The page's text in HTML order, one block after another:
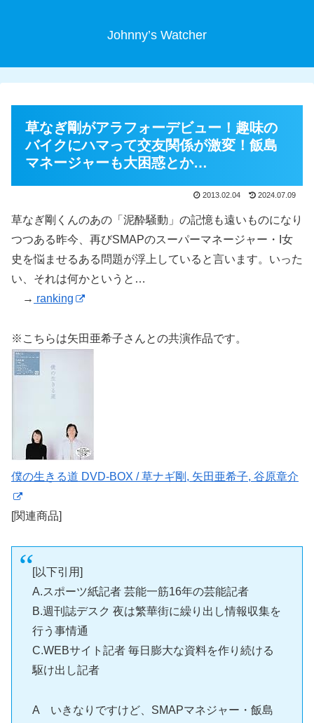
Johnny’s Watcher
草なぎ剛がアラフォーデビュー！趣味の
バイクにハマって交友関係が激変！飯島
マネージャーも大困惑とか…
2013.02.04 2024.07.09
草なぎ剛くんのあの「泥酔騒動」の記憶も遠いものになり
つつある昨今、再びSMAPのスーパーマネージャー・I女
史を悩ませるある問題が浮上していると言います。いった
い、それは何かというと…
→ ranking
※こちらは矢田亜希子さんとの共演作品です。
僕の生きる道 DVD-BOX / 草ナギ剛, 矢田亜希子, 谷原章介
[関連商品]
[以下引用]
A.スポーツ紙記者 芸能一筋16年の芸能記者
B.週刊誌デスク 夜は繁華街に繰り出し情報収集を
行う事情通
C.WEBサイト記者 毎日膨大な資料を作り続ける
駆け出し記者
A いきなりですけど、SMAPマネジャー・飯島